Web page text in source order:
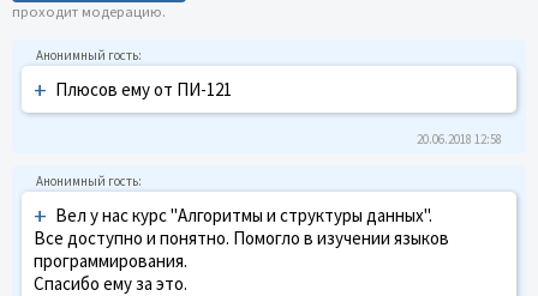
проходит модерацию.
+ Плюсов ему от ПИ-121
20.06.2018 12:58
+ Вел у нас курс "Алгоритмы и структуры данных".
Все доступно и понятно. Помогло в изучении языков
программирования.
Спасибо ему за это.